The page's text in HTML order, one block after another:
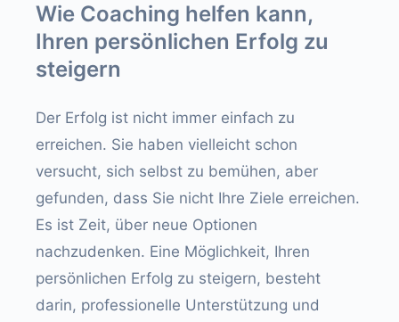
Wie Coaching helfen kann,
Ihren persönlichen Erfolg zu
steigern
Der Erfolg ist nicht immer einfach zu
erreichen. Sie haben vielleicht schon
versucht, sich selbst zu bemühen, aber
gefunden, dass Sie nicht Ihre Ziele erreichen.
Es ist Zeit, über neue Optionen
nachzudenken. Eine Möglichkeit, Ihren
persönlichen Erfolg zu steigern, besteht
darin, professionelle Unterstützung und